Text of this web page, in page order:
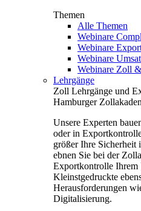
Themen
Alle Themen
Webinare
Webinare
Webinare
Webinare Zoll
Lehrgänge
Zoll Lehrgänge und
Hamburger
Unsere Experten
oder in
größer Ihre
ebnen Sie bei der
Exportkontrolle Ihrem
Kleinstgedruckte
Herausforderungen
Digitalisierung.